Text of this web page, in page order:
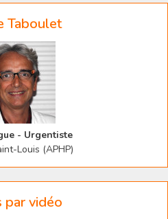
Taboulet
- Urgentiste
Louis (APHP)
par vidéo